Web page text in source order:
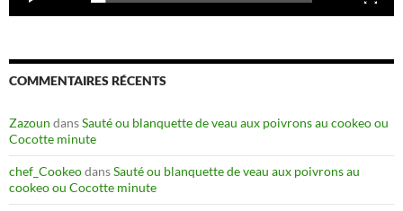
COMMENTAIRES RÉCENTS
Zazoun dansSauté ou blanquette de veau aux poivrons au cookeo ou
Cocotte minute
chef_CookeodansSauté ou blanquette de veau aux poivrons au
cookeo ou Cocotte minute